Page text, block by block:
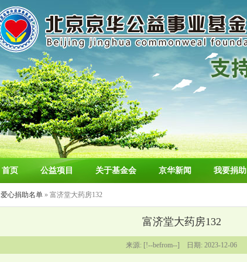
首页 公益项目 关于基金会 京华新闻 我要捐助
爱心捐助名单 » 富济堂大药房132
富济堂大药房132
来源: [!--befrom--] 日期: 2023-12-06